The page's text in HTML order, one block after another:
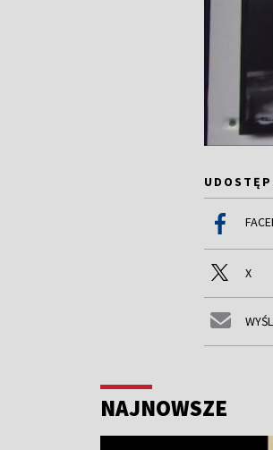
X
NAJNOWSZE